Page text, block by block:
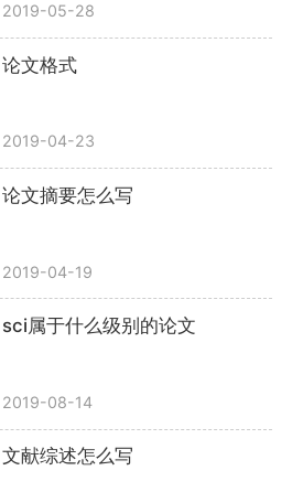
2019-05-28
论文格式
2019-04-23
论文摘要怎么写
2019-04-19
sci属于什么级别的论文
2019-08-14
文献综述怎么写